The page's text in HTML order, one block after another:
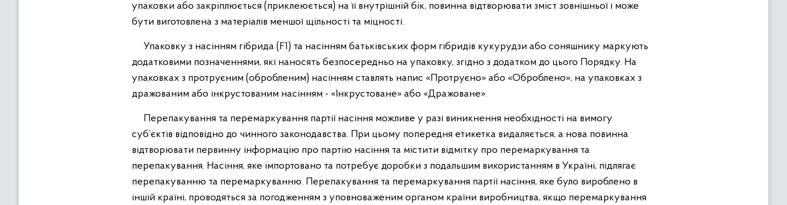
упаковки або закріплюється (приклеюється) на її внутрішній бік, повинна відтворювати зміст зовнішньої і може
бути виготовлена з матеріалів меншої щільності та міцності.
Упаковку з насінням гібрида (F1) та насінням батьківських форм гібридів кукурудзи або соняшнику маркують
додатковими позначеннями, які наносять безпосередньо на упаковку, згідно з додатком до цього Порядку. На
упаковках з протруєним (обробленим) насінням ставлять напис «Протруєно» або «Оброблено», на упаковках з
дражованим або інкрустованим насінням - «Інкрустоване» або «Дражоване».
Перепакування та перемаркування партії насіння можливе у разі виникнення необхідності на вимогу
суб’єктів відповідно до чинного законодавства. При цьому попередня етикетка видаляється, а нова повинна
відтворювати первинну інформацію про партію насіння та містити відмітку про перемаркування та
перепакування. Насіння, яке імпортовано та потребує доробки з подальшим використанням в Україні, підлягає
перепакуванню та перемаркуванню. Перепакування та перемаркування партії насіння, яке було вироблено в
іншій країні, проводяться за погодженням з уповноваженим органом країни виробництва, якщо перемаркування